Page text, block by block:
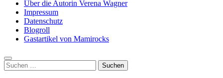
Über die Autorin Verena Wagner
Impressum
Datenschutz
Blogroll
Gastartikel von Mamirocks
Suchen
nach: